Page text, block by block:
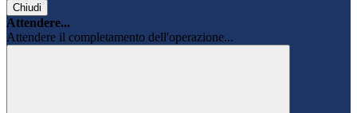
Chiudi
Attendere...
Attendere il completamento dell'operazione...